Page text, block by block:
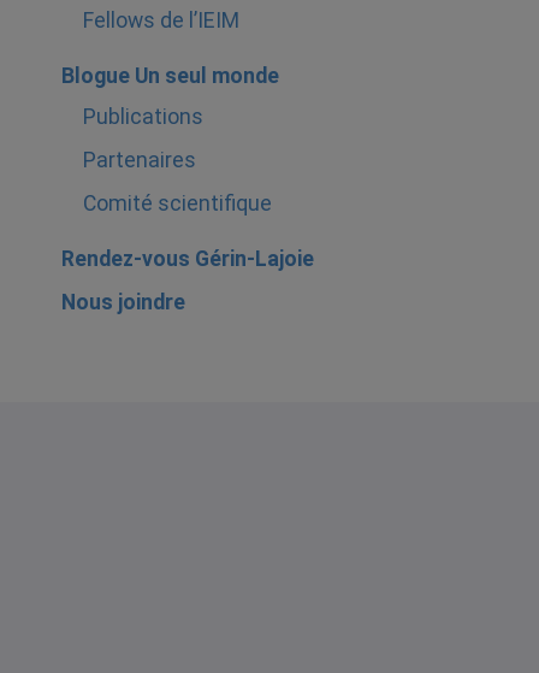
Fellows de l’IEIM
Blogue Un seul monde
Publications
Partenaires
Comité scientifique
Rendez-vous Gérin-Lajoie
Nous joindre